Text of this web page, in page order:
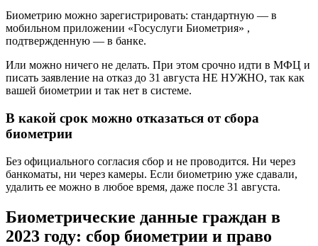
Биометрию можно зарегистрировать: стандартную — в
мобильном приложении «Госуслуги Биометрия» ,
подтвержденную — в банке.
Или можно ничего не делать. При этом срочно идти в МФЦ и
писать заявление на отказ до 31 августа НЕ НУЖНО, так как
вашей биометрии и так нет в системе.
В какой срок можно отказаться от сбора
биометрии
Без официального согласия сбор и не проводится. Ни через
банкоматы, ни через камеры. Если биометрию уже сдавали,
удалить ее можно в любое время, даже после 31 августа.
Биометрические данные граждан в
2023 году: сбор биометрии и право